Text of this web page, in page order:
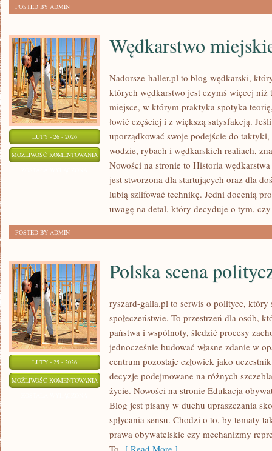
POSTED BY ADMIN
LUTY - 26 - 2026
MOŻLIWOŚĆ KOMENTOWANIA WĘDKARSTWO
MIEJSKIE
Wędkarstwo
Nadorsze-haller.pl to blog wędkarski,
których wędkarstwo jest czymś więcej
miejsce, w którym praktyka spotyka
łowić częściej i z większą satysfakcją.
uporządkować swoje podejście do
wodzie, rybach i wędkarskich realiach,
Nowości na stronie to Historia
jest stworzona dla startujących oraz dla
lubią szlifować technikę. Jedni docenią
uwagę na detal, który decyduje o tym,
POSTED BY ADMIN
LUTY - 25 - 2026
MOŻLIWOŚĆ KOMENTOWANIA POLSKA
SCENA
POLITYCZNA
Polska scena
ryszard-galla.pl to serwis o polityce, który
społeczeństwie. To przestrzeń dla osób,
państwa i wspólnoty, śledzić procesy
jednocześnie budować własne zdanie w
centrum pozostaje człowiek jako
decyzje podejmowane na różnych
życie. Nowości na stronie Edukacja
Blog jest pisany w duchu upraszczania
spłycania sensu. Chodzi o to, by tematy
prawa obywatelskie czy mechanizmy
To [ Read More ]